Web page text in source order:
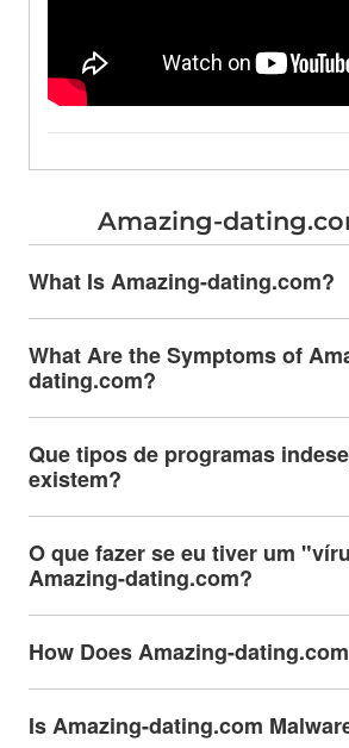
Amazing-
What Is Amazing-dating.com?
What Are the Symptoms of
dating.com?
Que tipos de programas
existem?
O que fazer se eu tiver um
Amazing-dating.com?
How Does Amazing-
Is Amazing-dating.com